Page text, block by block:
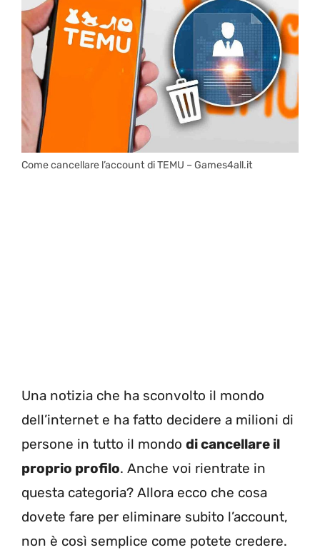
Come cancellare l’account di TEMU – Games4all.it
Una notizia che ha sconvolto il mondo
dell’internet e ha fatto decidere a milioni di
persone in tutto il mondo di cancellare il
proprio profilo. Anche voi rientrate in
questa categoria? Allora ecco che cosa
dovete fare per eliminare subito l’account,
non è così semplice come potete credere.